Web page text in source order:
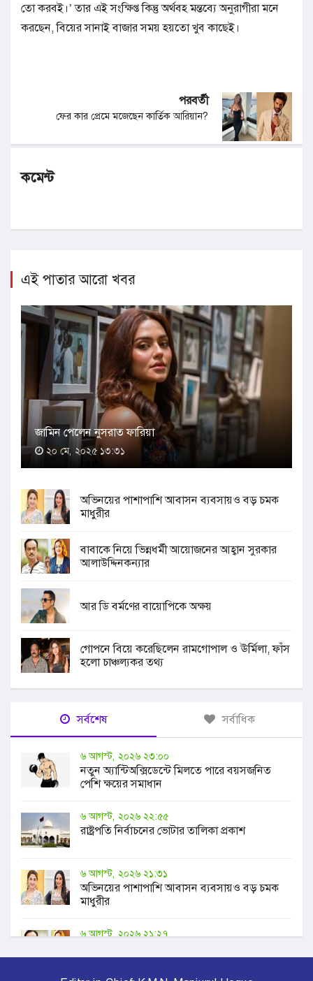
তো করবই।’ তার এই সংক্ষিপ্ত কিন্তু অর্থবহ মন্তব্যে অনুরাগীরা মনে
করছেন, বিয়ের সানাই বাজার সময় হয়তো খুব কাছেই।
পরবর্তী
ফের কার প্রেমে মজেছেন কার্তিক আরিয়ান?
কমেন্ট
এই পাতার আরো খবর
জামিন পেলেন নুসরাত ফারিয়া
২০ মে, ২০২৫ ১৩:৩১
অভিনয়ের পাশাপাশি আবাসন ব্যবসায়ও বড় চমক
মাধুরীর
বাবাকে নিয়ে ভিন্নধর্মী আয়োজনের আহ্বান সুরকার
আলাউদ্দিনকন্যার
আর ডি বর্মণের বায়োপিকে অক্ষয়
গোপনে বিয়ে করেছিলেন রামগোপাল ও ঊর্মিলা, ফাঁস
হলো চাঞ্চল্যকর তথ্য
সর্বশেষ সর্বাধিক
৬ আগস্ট, ২০২৬ ২৩:০০
নতুন অ্যান্টিঅক্সিডেন্টে মিলতে পারে বয়সজনিত
পেশি ক্ষয়ের সমাধান
৬ আগস্ট, ২০২৬ ২২:৫৫
রাষ্ট্রপতি নির্বাচনের ভোটার তালিকা প্রকাশ
৬ আগস্ট, ২০২৬ ২১:৩১
অভিনয়ের পাশাপাশি আবাসন ব্যবসায়ও বড় চমক
মাধুরীর
৬ আগস্ট, ২০২৬ ২১:২৭
আলাউদ্দিনকন্যার